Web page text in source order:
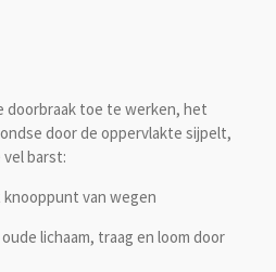
doorbraak toe te werken, het
door de oppervlakte sijpelt,
vel barst:
van wegen
lichaam, traag en loom door